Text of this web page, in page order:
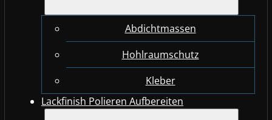
Abdichtmassen
Hohlraumschutz
Kleber
Lackfinish Polieren Aufbereiten